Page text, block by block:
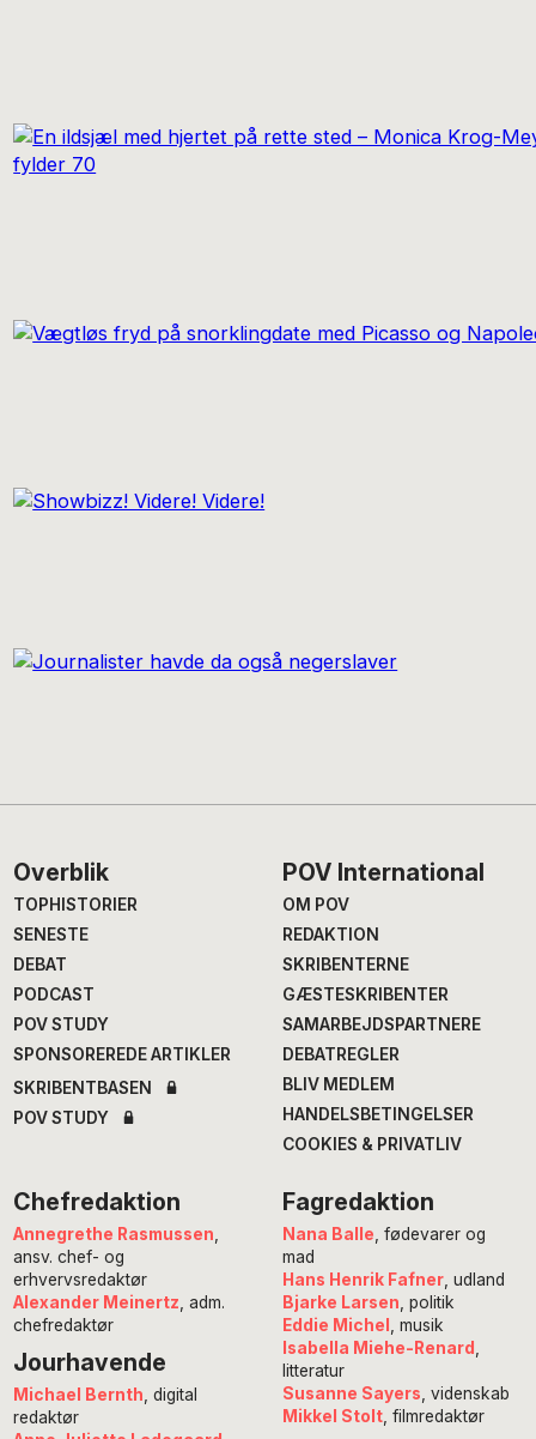
Footer
Overblik
TOPHISTORIER
SENESTE
DEBAT
PODCAST
POV STUDY
SPONSOREREDE ARTIKLER
SKRIBENTBASEN
POV STUDY
POV International
OM POV
REDAKTION
SKRIBENTERNE
GÆSTESKRIBENTER
SAMARBEJDSPARTNERE
DEBATREGLER
BLIV MEDLEM
HANDELSBETINGELSER
COOKIES & PRIVATLIV
Chefredaktion
Annegrethe Rasmussen
ansv. chef- og
erhvervsredaktør
Alexander Meinertz , adm.
chefredaktør
Jourhavende
Michael Bernth , digital
redaktør
Fagredaktion
Nana Balle , fødevarer og
mad
Hans Henrik Fafner, udland
Bjarke Larsen , politik
Eddie Michel
, musik
Isabella Miehe-Renard
litteratur
Susanne Sayers , videnskab
Mikkel Stolt, filmredaktør